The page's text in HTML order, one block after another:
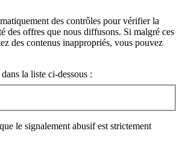
des contrôles pour vérifier la
des offres que nous diffusons. Si malgré ces
des contenus inappropriés, vous pouvez
la liste ci-dessous :
le signalement abusif est strictement